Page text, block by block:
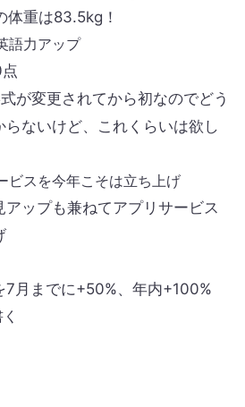
体重は83.5kg！
語力アップ
が変更されてから初なのでどう
らないけど、これくらいは欲し
ビスを今年こそは立ち上げ
アップも兼ねてアプリサービス
7月までに+50%、年内+100%